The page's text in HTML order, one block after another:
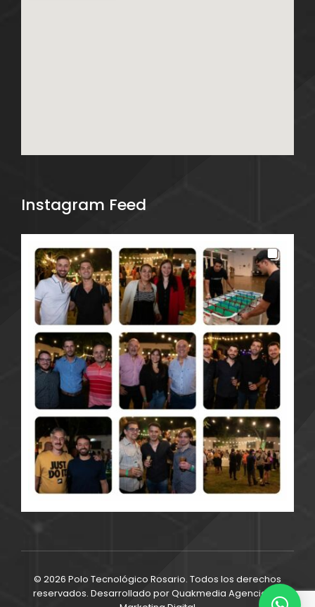
Instagram Feed
© 2026 Polo Tecnológico Rosario. Todos los derechos
reservados. Desarrollado porQuakmedia Agencia de